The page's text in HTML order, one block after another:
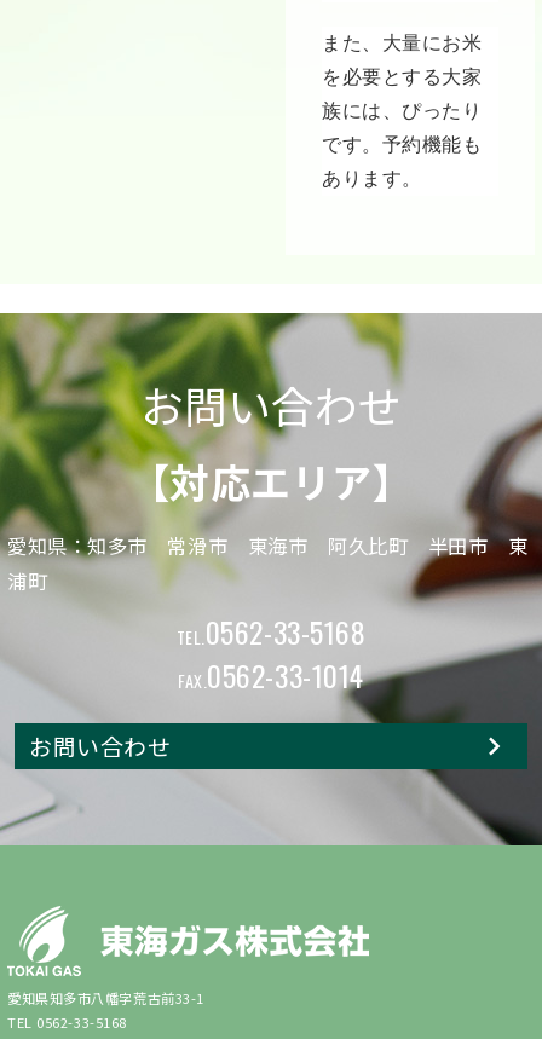
また、大量にお米
を必要とする大家
族には、ぴったり
です。予約機能も
あります。
お問い合わせ
【対応エリア】
愛知県：知多市 常滑市 東海市 阿久比町 半田市 東
浦町
TEL.0562-33-5168
FAX.0562-33-1014
お問い合わせ
愛知県知多市八幡字荒古前33-1
TEL 0562-33-5168